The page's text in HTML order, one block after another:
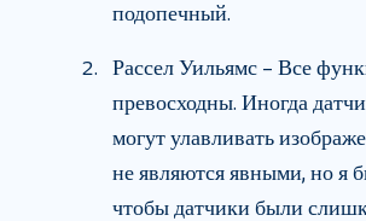
подопечный.
Рассел Уильямс – Все
превосходны. Иногда
могут улавливать
не являются явными, но я
чтобы датчики были